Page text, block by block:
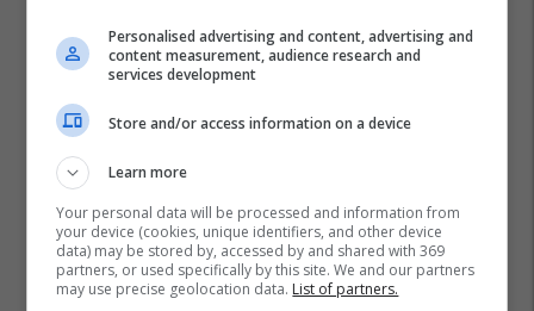
Personalised advertising and content, advertising and
content measurement, audience research and
services development
Store and/or access information on a device
Learn more
Your personal data will be processed and information from
your device (cookies, unique identifiers, and other device
data) may be stored by, accessed by and shared with 369
partners, or used specifically by this site. We and our partners
may use precise geolocation data. List of partners.